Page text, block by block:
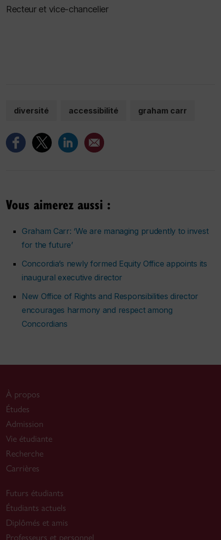
Recteur et vice-chancelier
diversité accessibilité graham carr
Vous aimerez aussi :
Graham Carr: ‘We are managing prudently to invest
for the future’
Concordia’s newly formed Equity Office appoints its
inaugural executive director
New Office of Rights and Responsibilities director
encourages harmony and respect among
Concordians
À propos
Études
Admission
Vie étudiante
Recherche
Carrières
Futurs étudiants
Étudiants actuels
Diplômés et amis
Professeurs et personnel